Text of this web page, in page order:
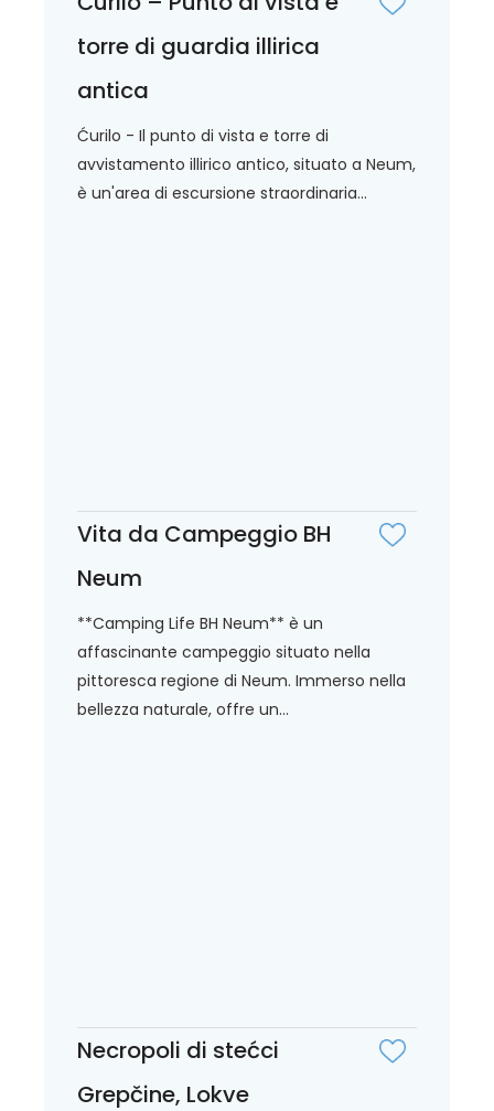
torre di guardia illirica
antica
Ćurilo - Il punto di vista e torre di
avvistamento illirico antico, situato a Neum,
è un'area di escursione straordinaria...
Vita da Campeggio BH
Neum
**Camping Life BH Neum** è un
affascinante campeggio situato nella
pittoresca regione di Neum. Immerso nella
bellezza naturale, offre un...
Necropoli di stećci
Grepčine, Lokve